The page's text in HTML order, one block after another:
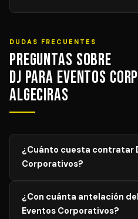
DUDAS FRECUENTES
Preguntas sobre
DJ para Eventos
Algeciras
¿Cuánto cuesta contratar
Corporativos?
aforo, duración y
mostrados son orientativos;
¿Con cuánta antelación
Eventos Corporativos?